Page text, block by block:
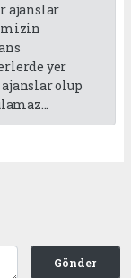
ajanslar
yer
olup
Gönder